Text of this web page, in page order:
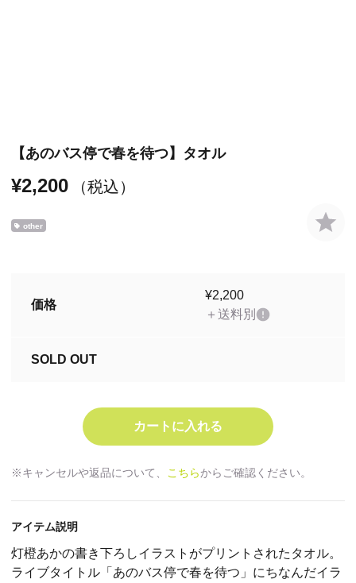
【あのバス停で春を待つ】タオル
¥2,200 （税込）
other
価格
¥2,200
＋送料別
SOLD OUT
※キャンセルや返品について、 こちらからご確認ください。
アイテム説明
灯橙あかの書き下ろしイラストがプリントされたタオル。
ライブタイトル「あのバス停で春を待つ」にちなんだイラ